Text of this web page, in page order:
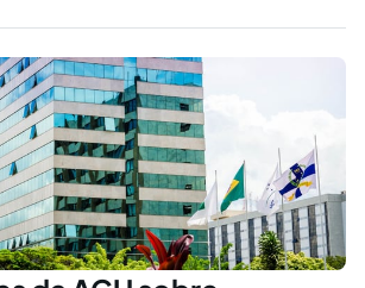
diversas concretizações em regras